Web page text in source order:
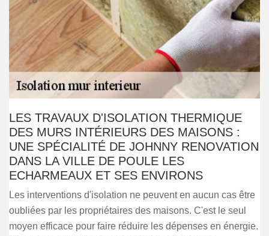
LES TRAVAUX D'ISOLATION THERMIQUE
DES MURS INTÉRIEURS DES MAISONS :
UNE SPÉCIALITÉ DE JOHNNY RENOVATION
DANS LA VILLE DE POULE LES
ECHARMEAUX ET SES ENVIRONS
Les interventions d'isolation ne peuvent en aucun cas être
oubliées par les propriétaires des maisons. C'est le seul
moyen efficace pour faire réduire les dépenses en énergie.